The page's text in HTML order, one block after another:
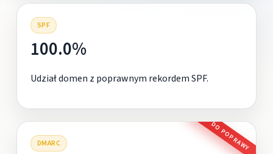
SPF
100.0%
Udział domen z poprawnym rekordem SPF.
DMARC DO POPRAWY